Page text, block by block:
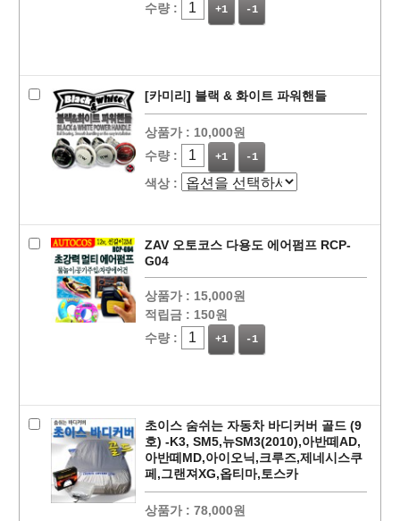
수량 :
+1 -1
[카미리] 블랙 & 화이트 파워핸들
상품가 : 10,000원
수량 :
+1 -1
색상 :
ZAV 오토코스 다용도 에어펌프 RCP-
G04
상품가 : 15,000원
적립금 : 150원
수량 :
+1 -1
초이스 숨쉬는 자동차 바디커버 골드 (9
호) -K3, SM5,뉴SM3(2010),아반떼AD,
아반떼MD,아이오닉,크루즈,제네시스쿠
페,그랜져XG,옵티마,토스카
상품가 : 78,000원